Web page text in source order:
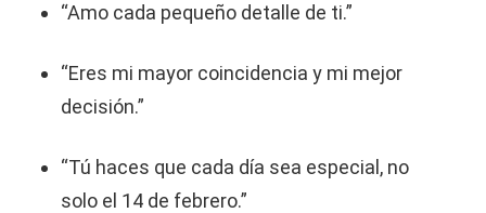
“Amo cada pequeño detalle de ti.”
“Eres mi mayor coincidencia y mi mejor
decisión.”
“Tú haces que cada día sea especial, no
solo el 14 de febrero.”